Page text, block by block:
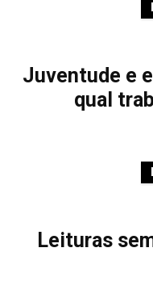
Juventude e
qual
Leituras